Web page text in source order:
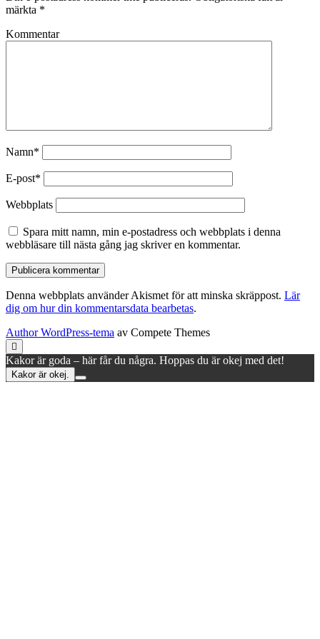
märkta *
Kommentar
Namn*
E-post*
Webbplats
Spara mitt namn, min e-postadress och webbplats i denna
webbläsare till nästa gång jag skriver en kommentar.
Denna webbplats använder Akismet för att minska skräppost. Lär
dig om hur din kommentarsdata bearbetas.
Author WordPress-tema av Compete Themes
Rulla
till
toppen
Kakor är goda – här får du några. Hoppas du är okej med det!
Kakor är okej.